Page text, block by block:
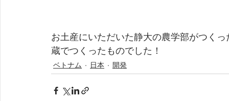
お土産にいただいた静大の農学部がつく
蔵でつくったものでした！
ベトナム 日本 開発